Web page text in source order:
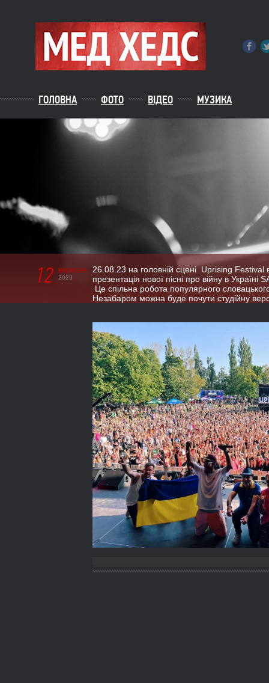
ГОЛОВНА ФОТО ВІДЕО МУЗИКА
12 вересня
2023
26.08.23 на головній сцені Uprising Festival
презентація нової пісні про війну в Україні
Це спільна робота популярного
Незабаром можна буде почути студійну